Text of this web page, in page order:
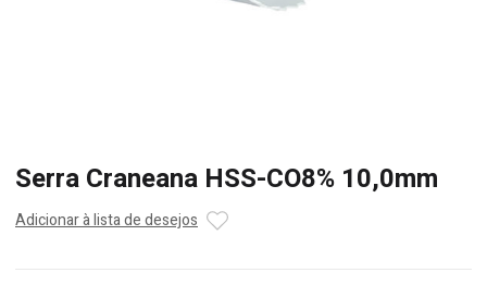
Serra Craneana HSS-CO8% 10,0mm
Adicionar à lista de desejos